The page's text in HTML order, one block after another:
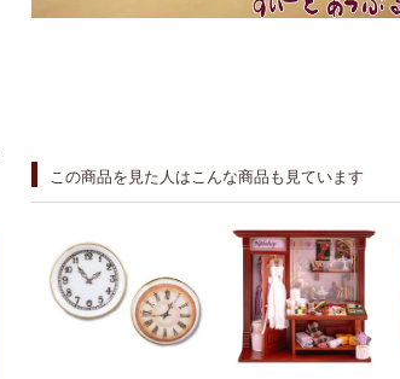
この商品を見た人はこんな商品も見ています